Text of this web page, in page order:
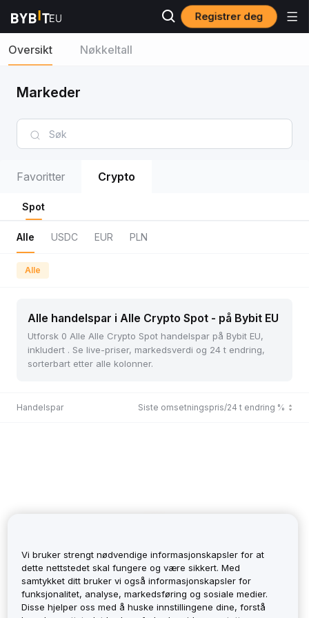
Registrer deg
Oversikt Nøkkeltall
Markeder
Favoritter Crypto
Spot
Alle USDC EUR PLN
Alle
Alle handelspar i Alle Crypto Spot - på Bybit EU
Utforsk 0 Alle Alle Crypto Spot handelspar på Bybit EU,
inkludert . Se live-priser, markedsverdi og 24 t endring,
sorterbart etter alle kolonner.
Handelspar Siste omsetningspris/24 t endring %
No Records
Vi bruker strengt nødvendige informasjonskapsler for at
dette nettstedet skal fungere og være sikkert. Med
samtykket ditt bruker vi også informasjonskapsler for
funksjonalitet, analyse, markedsføring og sosiale medier.
Disse hjelper oss med å huske innstillingene dine, forstå